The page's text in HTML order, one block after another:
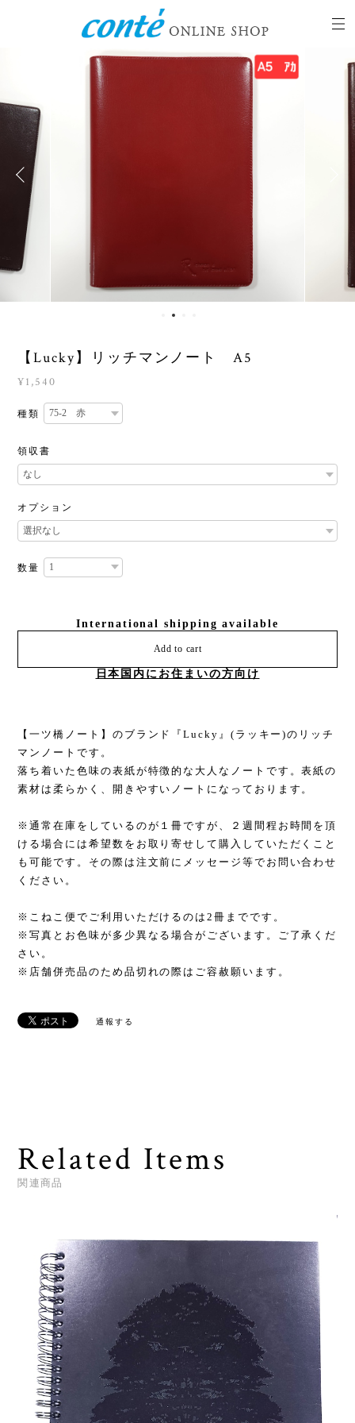
【Lucky】リッチマンノート A5
¥1,540
種類
領収書
オプション
数量
International shipping available
Add to cart
日本国内にお住まいの方向け
【一ツ橋ノート】のブランド『Lucky』(ラッキー)のリッチ
マンノートです。
落ち着いた色味の表紙が特徴的な大人なノートです。表紙の
素材は柔らかく、開きやすいノートになっております。
※通常在庫をしているのが１冊ですが、２週間程お時間を頂
ける場合には希望数をお取り寄せして購入していただくこと
も可能です。その際は注文前にメッセージ等でお問い合わせ
ください。
※こねこ便でご利用いただけるのは2冊までです。
※写真とお色味が多少異なる場合がございます。ご了承くだ
さい。
※店舗併売品のため品切れの際はご容赦願います。
通報する
Related Items
関連商品